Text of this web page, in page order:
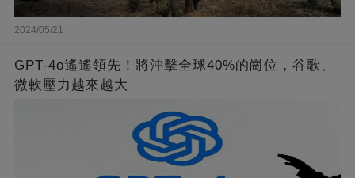
2024/05/21
GPT-4o遙遙領先！將沖擊全球40%的崗位，谷歌、
微軟壓力越來越大